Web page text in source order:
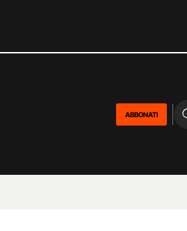
ABBONATI